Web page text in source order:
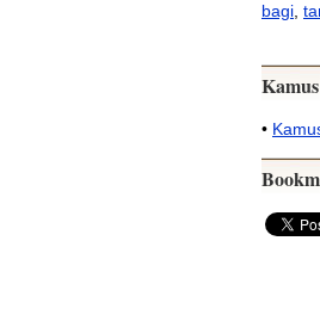
bagi
•